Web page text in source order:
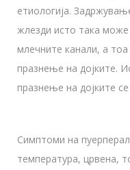
етиологија.
жлезди исто така може
млечните канали, а
празнење на дојките.
празнење на дојките
Симптоми на
температура, црвена,